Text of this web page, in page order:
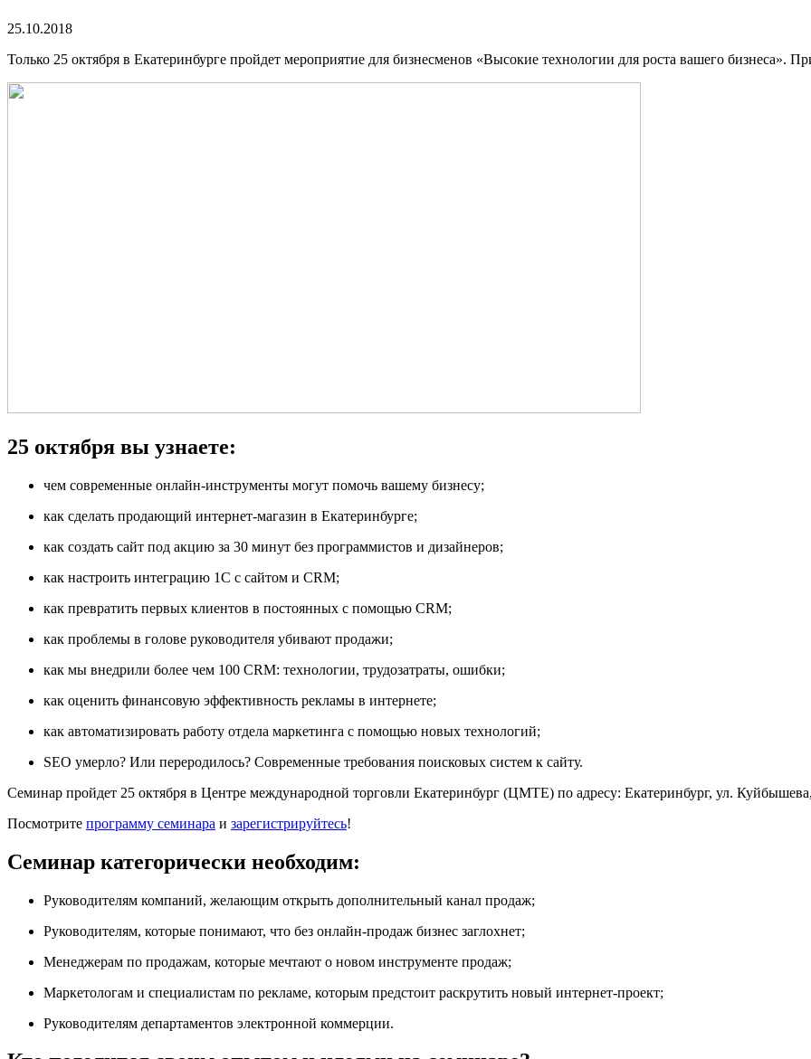
25.10.2018
Только 25 октября в Екатеринбурге пройдет мероприятие для бизнесменов «Высокие технологии для роста вашего бизнеса».
25 октября вы узнаете:
чем современные онлайн-инструменты могут помочь вашему бизнесу;
как сделать продающий интернет-магазин в Екатеринбурге;
как создать сайт под акцию за 30 минут без программистов и дизайнеров;
как настроить интеграцию 1С с сайтом и CRM;
как превратить первых клиентов в постоянных с помощью CRM;
как проблемы в голове руководителя убивают продажи;
как мы внедрили более чем 100 CRM: технологии, трудозатраты, ошибки;
как оценить финансовую эффективность рекламы в интернете;
как автоматизировать работу отдела маркетинга с помощью новых технологий;
SEO умерло? Или переродилось? Современные требования поисковых систем к сайту.
Семинар пройдет 25 октября в Центре международной торговли Екатеринбург (ЦМТЕ) по адресу: Екатеринбург, ул.
Посмотрите программу семинара и зарегистрируйтесь!
Семинар категорически необходим:
Руководителям компаний, желающим открыть дополнительный канал продаж;
Руководителям, которые понимают, что без онлайн-продаж бизнес заглохнет;
Менеджерам по продажам, которые мечтают о новом инструменте продаж;
Маркетологам и специалистам по рекламе, которым предстоит раскрутить новый интернет-проект;
Руководителям департаментов электронной коммерции.